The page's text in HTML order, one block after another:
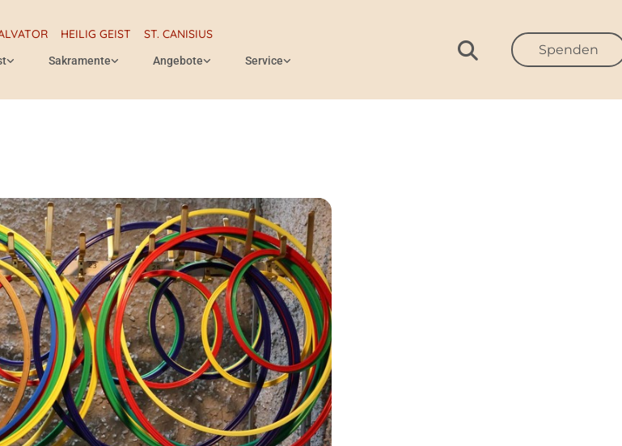
HEILIG GEIST ST. CANISIUS
Sakramente Angebote Service
Spenden